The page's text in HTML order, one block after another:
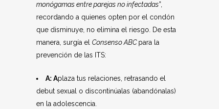
monógamas entre parejas no infectadas”,
recordando a quienes opten por el condón
que disminuye, no elimina el riesgo. De esta
manera, surgía el Consenso ABCpara la
prevención de las ITS:
A: Aplaza tus relaciones, retrasando el
debut sexual o discontinúalas (abandónalas)
en la adolescencia.